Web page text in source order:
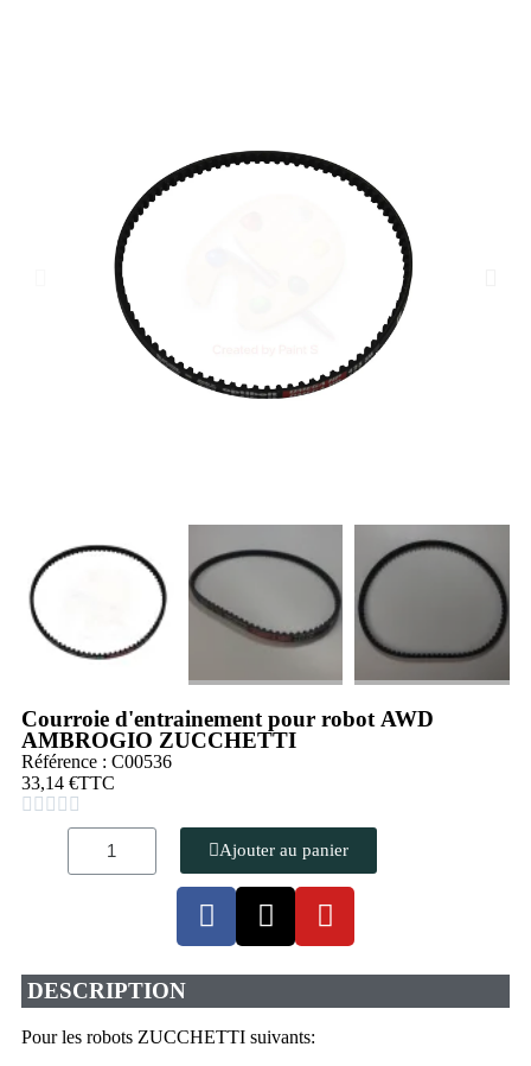
Courroie d'entrainement pour robot AWD
AMBROGIO ZUCCHETTI
Référence : C00536
33,14 €TTC
    
Ajouter au panier
DESCRIPTION
Pour les robots ZUCCHETTI suivants: